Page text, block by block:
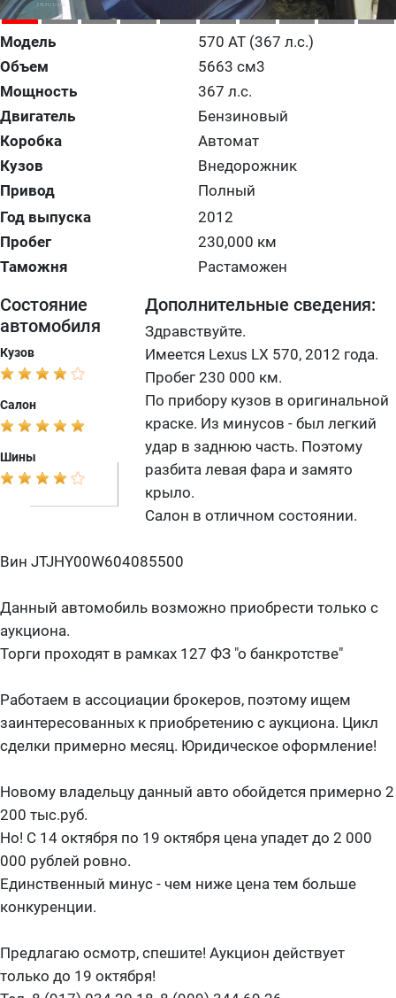
Модель
570 AT (367 л.с.)
Объем
5663 см3
Мощность
367 л.с.
Двигатель
Бензиновый
Коробка
Автомат
Кузов
Внедорожник
Привод
Полный
Год выпуска
2012
Пробег
230,000 км
Таможня
Растаможен
Состояние
автомобиля
Кузов
Салон
Шины
Дополнительные сведения:
Здравствуйте.
Имеется Lexus LX 570, 2012 года.
Пробег 230 000 км.
По прибору кузов в оригинальной
краске. Из минусов - был легкий
удар в заднюю часть. Поэтому
разбита левая фара и замято
крыло.
Салон в отличном состоянии.
Вин JTJHY00W604085500
Данный автомобиль возможно приобрести только с
аукциона.
Торги проходят в рамках 127 ФЗ "о банкротстве"
Работаем в ассоциации брокеров, поэтому ищем
заинтересованных к приобретению с аукциона. Цикл
сделки примерно месяц. Юридическое оформление!
Новому владельцу данный авто обойдется примерно 2
200 тыс.руб.
Но! С 14 октября по 19 октября цена упадет до 2 000
000 рублей ровно.
Единственный минус - чем ниже цена тем больше
конкуренции.
Предлагаю осмотр, спешите! Аукцион действует
только до 19 октября!